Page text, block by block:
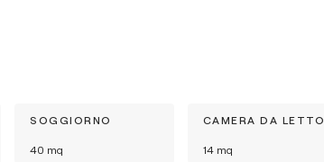
SOGGIORNO
40 mq
CAMERA DA LETTO
14mq